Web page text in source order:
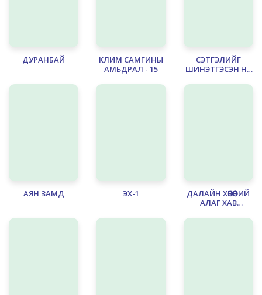
ДУРАНБАЙ
КЛИМ САМГИНЫ
АМЬДРАЛ - 15
СЭТГЭЛИЙГ
ШИНЭТГЭСЭН НЬ
АЯН ЗАМД ЭХ-1
ДАЛАЙН ХӨВӨӨНИЙ
АЛАГ ХАВ